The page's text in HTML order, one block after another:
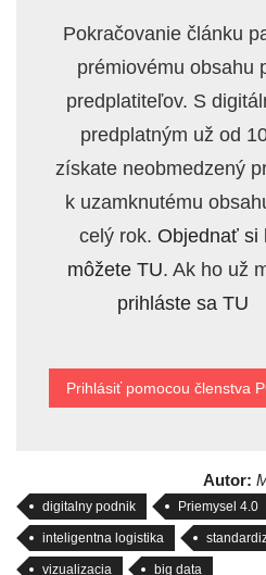
Pokračovanie článku
prémiovému obsahu
predplatiteľov. S
predplatným už od
získate neobmedzený
k uzamknutému
celý rok. Objednať si
môžete TU. Ak ho už
prihláste sa TU
Prihlásiť pomocou členstva
Autor:
digitalny podnik Priemysel 4.0
inteligentna logistika
vizualizacia big data